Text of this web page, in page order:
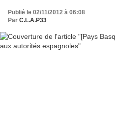
Publié le 02/11/2012 à 06:08
Par C.L.A.P33